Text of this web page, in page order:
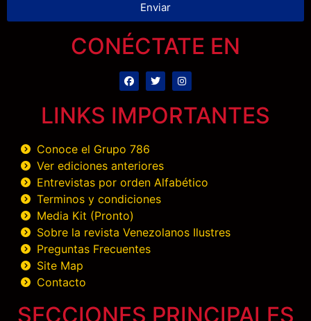
Enviar
CONÉCTATE EN
LINKS IMPORTANTES
Conoce el Grupo 786
Ver ediciones anteriores
Entrevistas por orden Alfabético
Terminos y condiciones
Media Kit (Pronto)
Sobre la revista Venezolanos Ilustres
Preguntas Frecuentes
Site Map
Contacto
SECCIONES PRINCIPALES